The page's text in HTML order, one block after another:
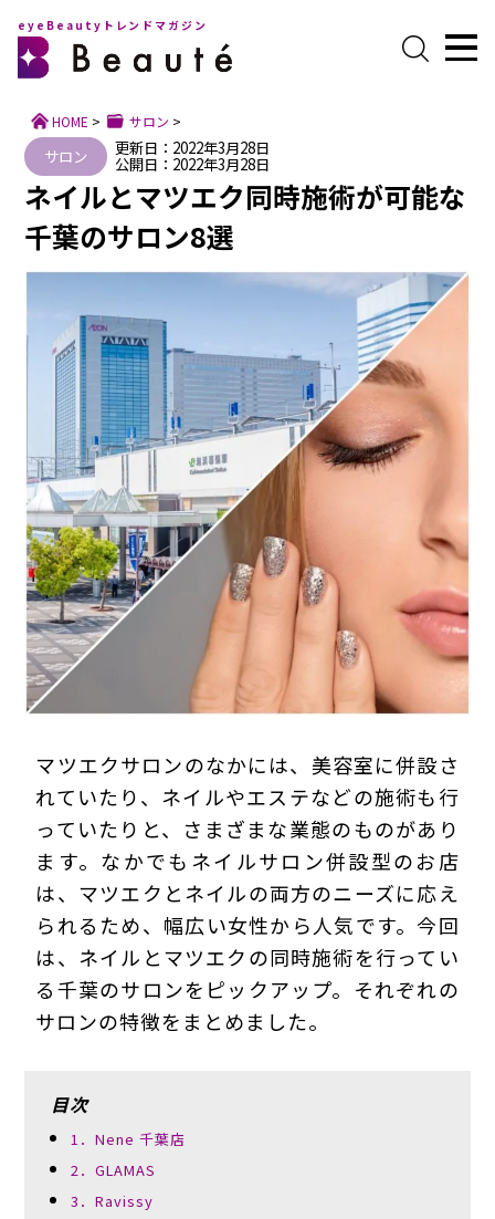
プライバシーポリシー
eyeBeautyトレンドマガジン
HOME > サロン >
サロン 更新日：2022年3月28日
公開日：2022年3月28日
ネイルとマツエク同時施術が可能な
千葉のサロン8選
マツエクサロンのなかには、美容室に併設さ
れていたり、ネイルやエステなどの施術も行
っていたりと、さまざまな業態のものがあり
ます。なかでもネイルサロン併設型のお店
は、マツエクとネイルの両方のニーズに応え
られるため、幅広い女性から人気です。今回
は、ネイルとマツエクの同時施術を行ってい
る千葉のサロンをピックアップ。それぞれの
サロンの特徴をまとめました。
目次
1．Nene 千葉店
2．GLAMAS
3．Ravissy